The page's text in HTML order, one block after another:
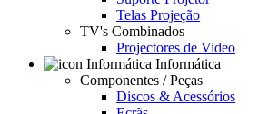
Telas Projeção
TV's Combinados
Projectores de Video
Informática
Componentes / Peças
Discos & Acessórios